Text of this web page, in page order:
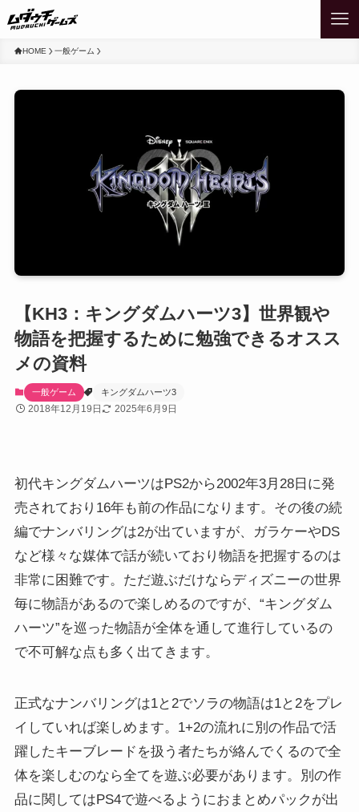
HOME 一般ゲーム
【KH3：キングダムハーツ3】世界観や
物語を把握するために勉強できるオスス
メの資料
一般ゲーム キングダムハーツ3
2018年12月19日 2025年6月9日
初代キングダムハーツはPS2から2002年3月28日に発
売されており16年も前の作品になります。その後の続
編でナンバリングは2が出ていますが、ガラケーやDS
など様々な媒体で話が続いており物語を把握するのは
非常に困難です。ただ遊ぶだけならディズニーの世界
毎に物語があるので楽しめるのですが、“キングダム
ハーツ”を巡った物語が全体を通して進行しているの
で不可解な点も多く出てきます。
正式なナンバリングは1と2でソラの物語は1と2をプレ
イしていれば楽しめます。1+2の流れに別の作品で活
躍したキーブレードを扱う者たちが絡んでくるので全
体を楽しむのなら全てを遊ぶ必要があります。別の作
品に関してはPS4で遊べるようにおまとめパックが出